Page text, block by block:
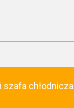
szafa chłodnicza